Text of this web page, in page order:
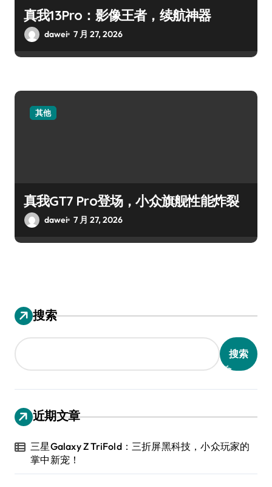
真我13Pro：影像王者，续航神器
dawei 7 月 27, 2026
其他
真我GT7 Pro登场，小众旗舰性能炸裂
dawei 7 月 27, 2026
搜索
搜索
近期文章
三星Galaxy Z TriFold：三折屏黑科技，小众玩家的
掌中新宠！